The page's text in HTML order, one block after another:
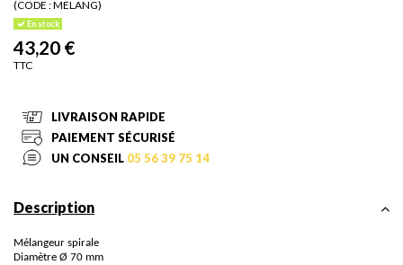
(CODE :MELANG)
En stock
43,20 €
TTC
LIVRAISON RAPIDE
PAIEMENT SÉCURISÉ
UN CONSEIL 05 56 39 75 14
Description
Mélangeur spirale
Diamètre Ø 70 mm